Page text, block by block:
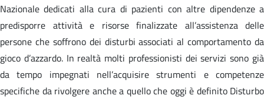
Nazionale dedicati alla cura di pazienti con altre dipendenze a
predisporre attività e risorse finalizzate all’assistenza delle
persone che soffrono dei disturbi associati al comportamento da
gioco d’azzardo. In realtà molti professionisti dei servizi sono già
da tempo impegnati nell’acquisire strumenti e competenze
specifiche da rivolgere anche a quello che oggi è definito Disturbo